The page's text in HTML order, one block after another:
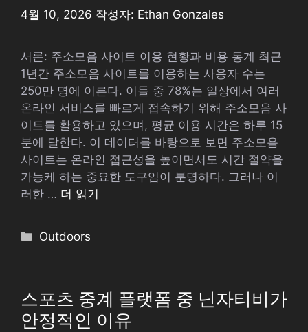
4월 10, 2026 작성자: Ethan Gonzales
서론: 주소모음 사이트 이용 현황과 비용 통계 최근
1년간 주소모음 사이트를 이용하는 사용자 수는
250만 명에 이른다. 이들 중 78%는 일상에서 여러
온라인 서비스를 빠르게 접속하기 위해 주소모음 사
이트를 활용하고 있으며, 평균 이용 시간은 하루 15
분에 달한다. 이 데이터를 바탕으로 보면 주소모음
사이트는 온라인 접근성을 높이면서도 시간 절약을
가능케 하는 중요한 도구임이 분명하다. 그러나 이
러한 … 더 읽기
카
Outdoors
스포츠 중계 플랫폼 중 닌자티비가
안정적인 이유